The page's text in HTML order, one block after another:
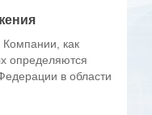
как
определяются
в области